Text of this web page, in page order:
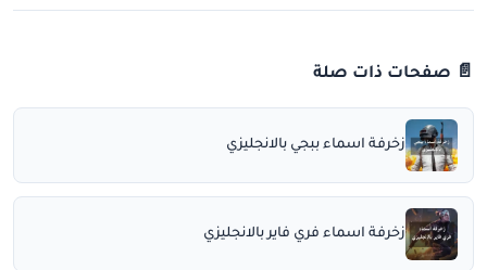
📄 صفحات ذات صلة
زخرفة اسماء ببجي بالانجليزي
زخرفة اسماء فري فاير بالانجليزي